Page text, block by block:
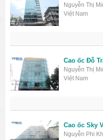
Nguyễn Thị
Việt Nam
Cao ốc Đỗ
Nguyễn Thị
Việt Nam
Cao ốc Sky
Nguyễn Phi